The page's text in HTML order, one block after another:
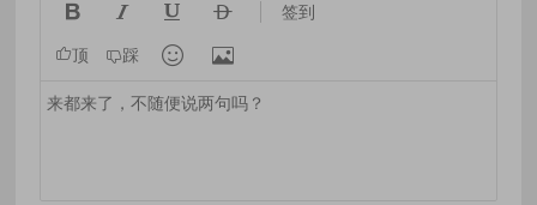
    签到
顶 踩  